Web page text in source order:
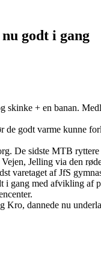
godt i gang
+ en banan.
godt varme kunne
De sidste MTB
Jelling via den
varetaget af JfS
gang med afvikling
dannede nu